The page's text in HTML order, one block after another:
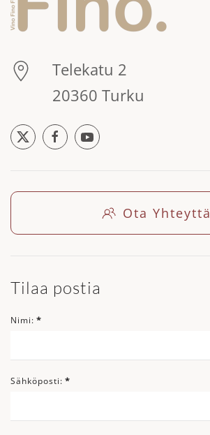
Telekatu 2
20360 Turku
Ota Yhteyttä
Tilaa postia
Nimi: *
Sähköposti: *